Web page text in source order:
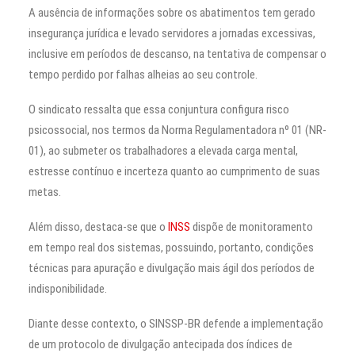
A ausência de informações sobre os abatimentos tem gerado
insegurança jurídica e levado servidores a jornadas excessivas,
inclusive em períodos de descanso, na tentativa de compensar o
tempo perdido por falhas alheias ao seu controle.
O sindicato ressalta que essa conjuntura configura risco
psicossocial, nos termos da Norma Regulamentadora nº 01 (NR-
01), ao submeter os trabalhadores a elevada carga mental,
estresse contínuo e incerteza quanto ao cumprimento de suas
metas.
Além disso, destaca-se que o INSS dispõe de monitoramento
em tempo real dos sistemas, possuindo, portanto, condições
técnicas para apuração e divulgação mais ágil dos períodos de
indisponibilidade.
Diante desse contexto, o SINSSP-BR defende a implementação
de um protocolo de divulgação antecipada dos índices de